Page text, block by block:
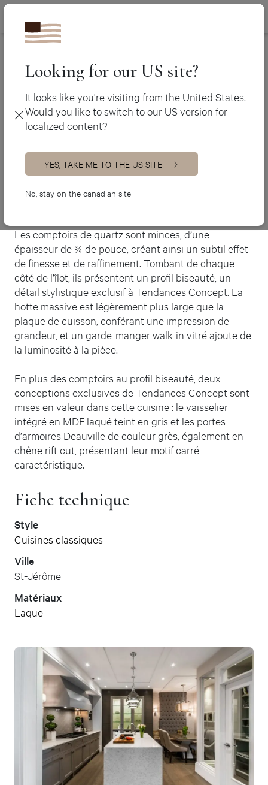
La VIP
Cuisine classique
Des touches de modernité ont été ajoutées à cette
style classique et traditionnel. Les différents tons de
gris sur les murs, les armoires et les comptoirs créent
un effet combinant chaleur et sobriété, pour un
Les comptoirs de quartz sont minces, d’une
épaisseur de ¾ de pouce, créant ainsi un subtil effet
de finesse et de raffinement. Tombant de chaque
côté de l’îlot, ils présentent un profil biseauté, un
détail stylistique exclusif à Tendances Concept. La
hotte massive est légèrement plus large que la
plaque de cuisson, conférant une impression de
grandeur, et un garde-manger walk-in vitré ajoute de
la luminosité à la pièce.
En plus des comptoirs au profil biseauté, deux
conceptions exclusives de Tendances Concept sont
mises en valeur dans cette cuisine : le vaisselier
intégré en MDF laqué teint en gris et les portes
d’armoires Deauville de couleur grès, également en
chêne rift cut, présentant leur motif carré
caractéristique.
Fiche technique
Style
Cuisines classiques
Ville
St-Jérôme
Matériaux
Laque
Looking for our US site?
It looks like you're visiting from the United States.
Would you like to switch to our US version for
localized content?
YES, TAKE ME TO THE US SITE
No, stay on the canadian site